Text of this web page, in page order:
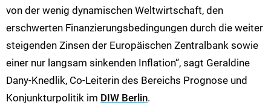
von der wenig dynamischen Weltwirtschaft, den
erschwerten Finanzierungsbedingungen durch die weiter
steigenden Zinsen der Europäischen Zentralbank sowie
einer nur langsam sinkenden Inflation“, sagt Geraldine
Dany-Knedlik, Co-Leiterin des Bereichs Prognose und
Konjunkturpolitik im DIW Berlin.